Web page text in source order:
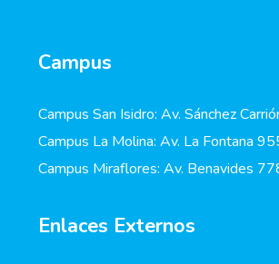
Campus
Campus San Isidro: Av. Sánchez
Campus La Molina: Av. La Fontana
Campus Miraflores: Av. Benavides
Enlaces Externos